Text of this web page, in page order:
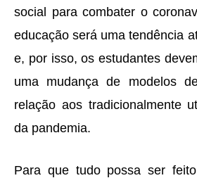
social para combater o
educação será uma tendência
e, por isso, os estudantes
uma mudança de modelos
relação aos tradicionalmente
da pandemia.
Para que tudo possa ser